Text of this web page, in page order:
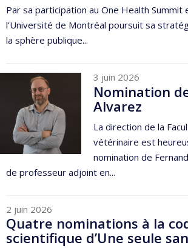
Par sa participation au One Health Summit
l’Université de Montréal poursuit sa
la sphère publique...
3 juin 2026
Nomination
Alvarez
La direction de la
vétérinaire est
nomination de
de professeur adjoint en...
2 juin 2026
Quatre nominations à la
scientifique d’Une seule